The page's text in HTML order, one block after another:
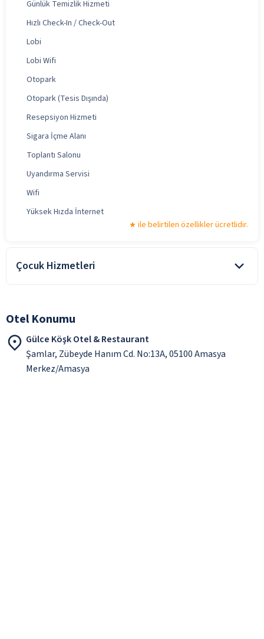
Günlük Temizlik Hizmeti
Hızlı Check-In / Check-Out
Lobi
Lobi Wifi
Otopark
Otopark (Tesis Dışında)
Resepsiyon Hizmeti
Sigara İçme Alanı
Toplantı Salonu
Uyandırma Servisi
Wifi
Yüksek Hızda İnternet
ile belirtilen özellikler ücretlidir.
Çocuk Hizmetleri
Otel Konumu
Gülce Köşk Otel & Restaurant
Şamlar, Zübeyde Hanım Cd. No:13A, 05100 Amasya
Merkez/Amasya